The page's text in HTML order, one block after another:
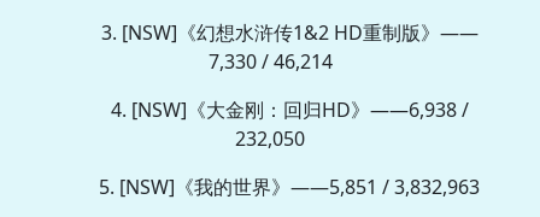
3. [NSW]《幻想水浒传1&2 HD重制版》——
7,330 / 46,214
4. [NSW]《大金刚：回归HD》——6,938 /
232,050
5. [NSW]《我的世界》——5,851 / 3,832,963